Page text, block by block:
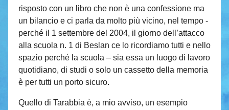
risposto con un libro che non è una confessione ma
un bilancio e ci parla da molto più vicino, nel tempo -
perché il 1 settembre del 2004, il giorno dell’attacco
alla scuola n. 1 di Beslan ce lo ricordiamo tutti e nello
spazio perché la scuola – sia essa un luogo di lavoro
quotidiano, di studi o solo un cassetto della memoria
è per tutti un porto sicuro.
Quello di Tarabbia è, a mio avviso, un esempio